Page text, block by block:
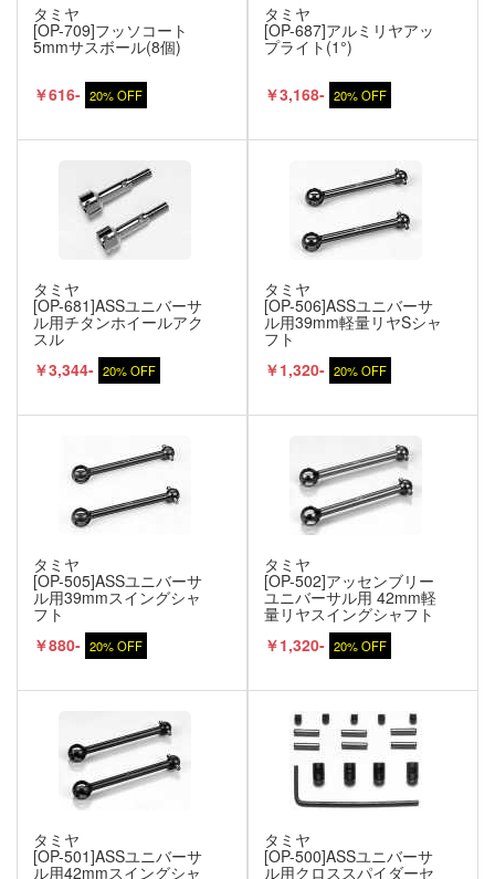
タミヤ
[OP-709]フッソコート
5mmサスボール(8個)
￥616- 20% OFF
タミヤ
[OP-687]アルミリヤアッ
プライト(1°)
￥3,168- 20% OFF
タミヤ
[OP-681]ASSユニバーサ
ル用チタンホイールアク
スル
￥3,344- 20% OFF
タミヤ
[OP-506]ASSユニバーサ
ル用39mm軽量リヤSシャ
フト
￥1,320- 20% OFF
タミヤ
[OP-505]ASSユニバーサ
ル用39mmスイングシャ
フト
￥880- 20% OFF
タミヤ
[OP-502]アッセンブリー
ユニバーサル用 42mm軽
量リヤスイングシャフト
￥1,320- 20% OFF
タミヤ
[OP-501]ASSユニバーサ
ル用42mmスイングシャ
タミヤ
[OP-500]ASSユニバーサ
ル用クロススパイダーセ